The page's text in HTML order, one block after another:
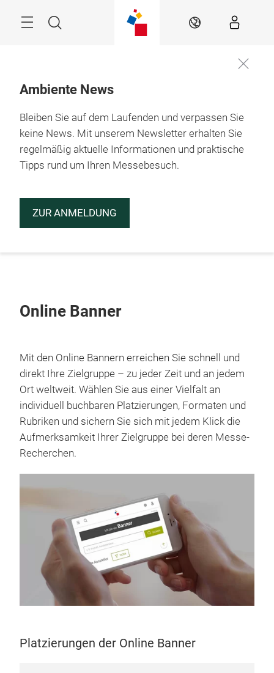
Suche DE
Ambiente News
Bleiben Sie auf dem Laufenden und verpassen Sie
keine News. Mit unserem Newsletter erhalten Sie
regelmäßig aktuelle Informationen und praktische
Tipps rund um Ihren Messebesuch.
ZUR ANMELDUNG
Online Banner
Mit den Online Bannern erreichen Sie schnell und
direkt Ihre Zielgruppe – zu jeder Zeit und an jedem
Ort weltweit. Wählen Sie aus einer Vielfalt an
individuell buchbaren Platzierungen, Formaten und
Rubriken und sichern Sie sich mit jedem Klick die
Aufmerksamkeit Ihrer Zielgruppe bei deren Messe-
Recherchen.
Platzierungen der Online Banner